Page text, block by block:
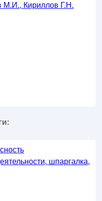
М.И., Кириллов Г.Н.
шпаргалка,